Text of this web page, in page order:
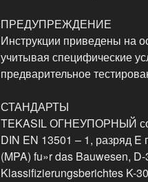
ПРЕДУПРЕЖДЕНИЕ
Инструкции приведены на
учитывая специфические
предварительное
СТАНДАРТЫ
TEKASIL ОГНЕУПОРНЫЙ
DIN EN 13501 – 1, разряд
(MPA) fu»r das Bauwesen,
Klassifizierungsberichtes K-